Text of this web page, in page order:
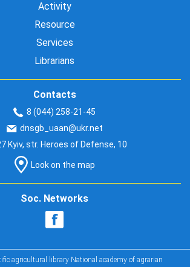
Activity
Resource
Services
Librarians
Contacts
8 (044) 258-21-45
dnsgb_uaan@ukr.net
Kyiv, str. Heroes of Defense, 10
Look on the map
Soc. Networks
agricultural library National academy of agrarian